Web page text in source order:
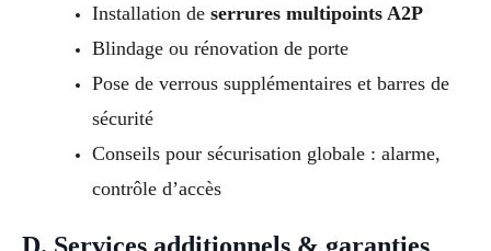
Installation de serrures multipoints A2P
Blindage ou rénovation de porte
Pose de verrous supplémentaires et barres de
sécurité
Conseils pour sécurisation globale : alarme,
contrôle d’accès
D. Services additionnels & garanties